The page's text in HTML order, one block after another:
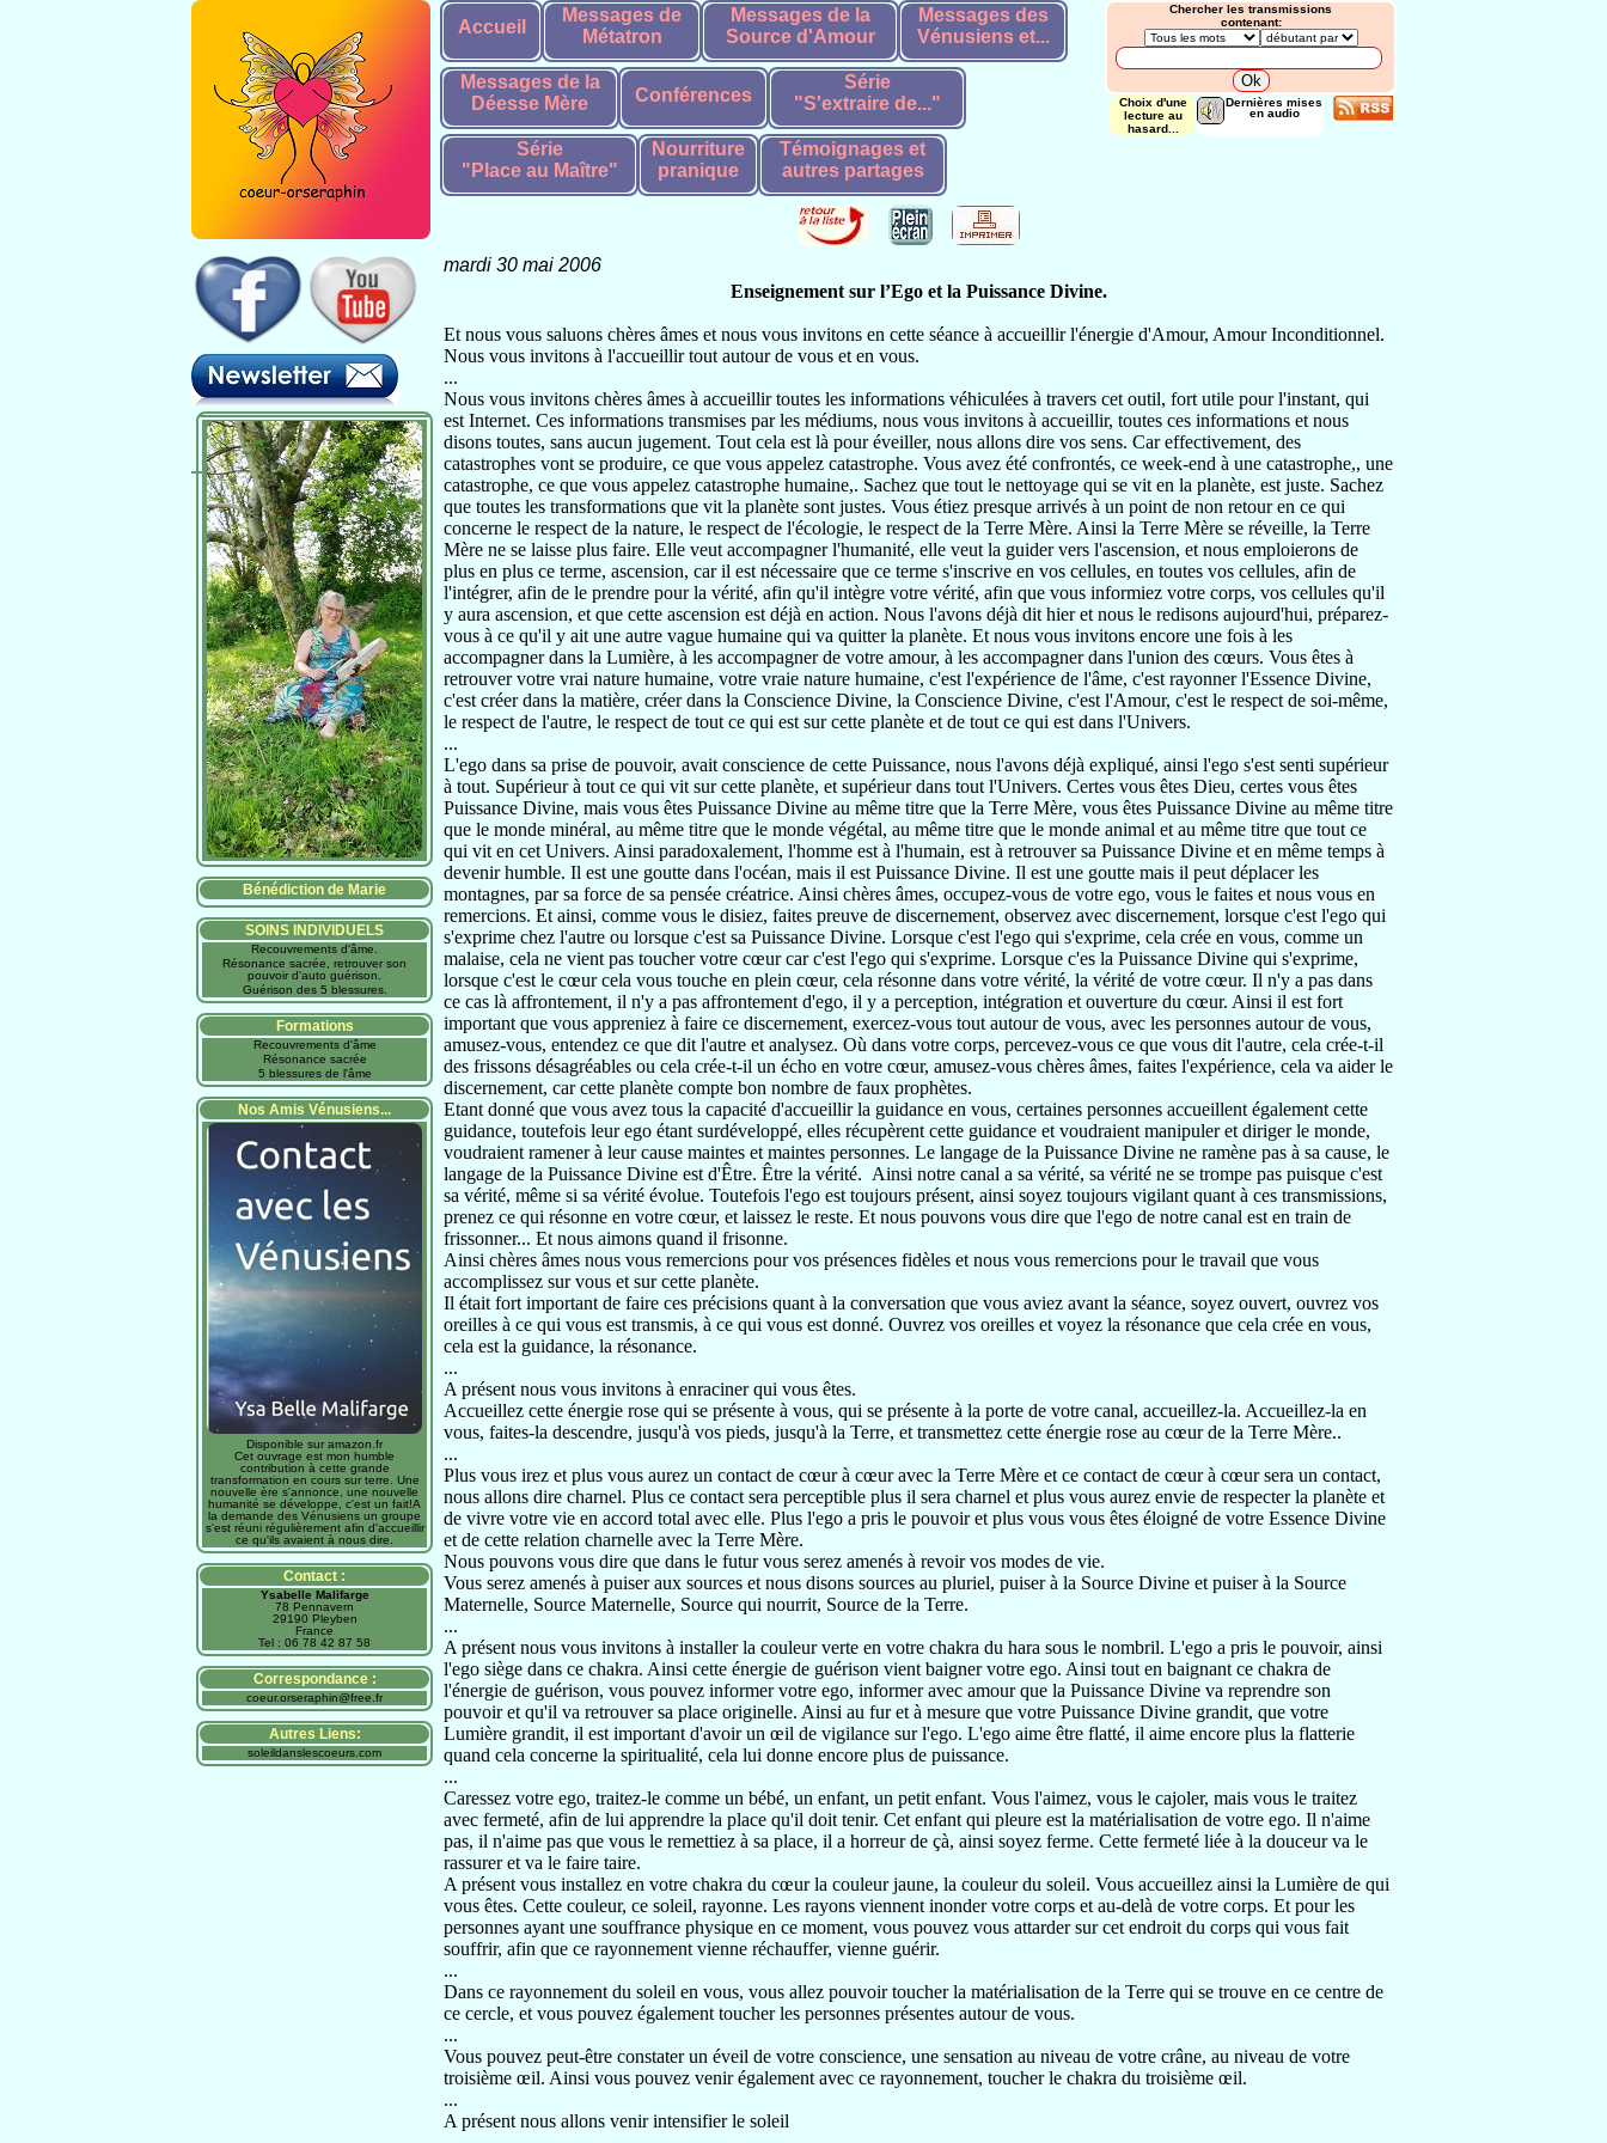
Bénédiction de Marie
SOINS INDIVIDUELS
Recouvrements d'âme.
Résonance sacrée, retrouver son
pouvoir d'auto guérison.
Guérison des 5 blessures.
Formations
Recouvrements d'âme
Résonance sacrée
5 blessures de l'âme
Nos Amis Vénusiens...
Disponible sur amazon.fr
Cet ouvrage est mon humble
contribution à cette grande
transformation en cours sur terre. Une
nouvelle ère s'annonce, une nouvelle
humanité se développe, c'est un fait!A
la demande des Vénusiens un groupe
s'est réuni régulièrement afin d'accueillir
ce qu'ils avaient à nous dire.
Contact :
Ysabelle Malifarge
78 Pennavern
29190 Pleyben
France
Tel : 06 78 42 87 58
Correspondance :
coeur.orseraphin@free.fr
Autres Liens:
soleildanslescoeurs.com
Chercher les transmissions
contenant:
Choix d'une
lecture au
hasard...
Dernières mises
en audio
Accueil
Messages de
Métatron
Messages de la
Source d'Amour
Messages des
Vénusiens et...
Messages de la
Déesse Mère
Conférences
Série
"S'extraire de..."
Série
"Place au Maître"
Nourriture
pranique
Témoignages et
autres partages
mardi 30 mai 2006
Enseignement sur l’Ego et la Puissance Divine.
Et nous vous saluons chères âmes et nous vous invitons en cette séance à accueillir l'énergie d'Amour, Amour Inconditionnel.
Nous vous invitons à l'accueillir tout autour de vous et en vous.
...
Nous vous invitons chères âmes à accueillir toutes les informations véhiculées à travers cet outil, fort utile pour l'instant, qui
est Internet. Ces informations transmises par les médiums, nous vous invitons à accueillir, toutes ces informations et nous
disons toutes, sans aucun jugement. Tout cela est là pour éveiller, nous allons dire vos sens. Car effectivement, des
catastrophes vont se produire, ce que vous appelez catastrophe. Vous avez été confrontés, ce week-end à une catastrophe,, une
catastrophe, ce que vous appelez catastrophe humaine,. Sachez que tout le nettoyage qui se vit en la planète, est juste. Sachez
que toutes les transformations que vit la planète sont justes. Vous étiez presque arrivés à un point de non retour en ce qui
concerne le respect de la nature, le respect de l'écologie, le respect de la Terre Mère. Ainsi la Terre Mère se réveille, la Terre
Mère ne se laisse plus faire. Elle veut accompagner l'humanité, elle veut la guider vers l'ascension, et nous emploierons de
plus en plus ce terme, ascension, car il est nécessaire que ce terme s'inscrive en vos cellules, en toutes vos cellules, afin de
l'intégrer, afin de le prendre pour la vérité, afin qu'il intègre votre vérité, afin que vous informiez votre corps, vos cellules qu'il
y aura ascension, et que cette ascension est déjà en action. Nous l'avons déjà dit hier et nous le redisons aujourd'hui, préparez-
vous à ce qu'il y ait une autre vague humaine qui va quitter la planète. Et nous vous invitons encore une fois à les
accompagner dans la Lumière, à les accompagner de votre amour, à les accompagner dans l'union des cœurs. Vous êtes à
retrouver votre vrai nature humaine, votre vraie nature humaine, c'est l'expérience de l'âme, c'est rayonner l'Essence Divine,
c'est créer dans la matière, créer dans la Conscience Divine, la Conscience Divine, c'est l'Amour, c'est le respect de soi-même,
le respect de l'autre, le respect de tout ce qui est sur cette planète et de tout ce qui est dans l'Univers.
...
L'ego dans sa prise de pouvoir, avait conscience de cette Puissance, nous l'avons déjà expliqué, ainsi l'ego s'est senti supérieur
à tout. Supérieur à tout ce qui vit sur cette planète, et supérieur dans tout l'Univers. Certes vous êtes Dieu, certes vous êtes
Puissance Divine, mais vous êtes Puissance Divine au même titre que la Terre Mère, vous êtes Puissance Divine au même titre
que le monde minéral, au même titre que le monde végétal, au même titre que le monde animal et au même titre que tout ce
qui vit en cet Univers. Ainsi paradoxalement, l'homme est à l'humain, est à retrouver sa Puissance Divine et en même temps à
devenir humble. Il est une goutte dans l'océan, mais il est Puissance Divine. Il est une goutte mais il peut déplacer les
montagnes, par sa force de sa pensée créatrice. Ainsi chères âmes, occupez-vous de votre ego, vous le faites et nous vous en
remercions. Et ainsi, comme vous le disiez, faites preuve de discernement, observez avec discernement, lorsque c'est l'ego qui
s'exprime chez l'autre ou lorsque c'est sa Puissance Divine. Lorsque c'est l'ego qui s'exprime, cela crée en vous, comme un
malaise, cela ne vient pas toucher votre cœur car c'est l'ego qui s'exprime. Lorsque c'es la Puissance Divine qui s'exprime,
lorsque c'est le cœur cela vous touche en plein cœur, cela résonne dans votre vérité, la vérité de votre cœur. Il n'y a pas dans
ce cas là affrontement, il n'y a pas affrontement d'ego, il y a perception, intégration et ouverture du cœur. Ainsi il est fort
important que vous appreniez à faire ce discernement, exercez-vous tout autour de vous, avec les personnes autour de vous,
amusez-vous, entendez ce que dit l'autre et analysez. Où dans votre corps, percevez-vous ce que vous dit l'autre, cela crée-t-il
des frissons désagréables ou cela crée-t-il un écho en votre cœur, amusez-vous chères âmes, faites l'expérience, cela va aider le
discernement, car cette planète compte bon nombre de faux prophètes.
Etant donné que vous avez tous la capacité d'accueillir la guidance en vous, certaines personnes accueillent également cette
guidance, toutefois leur ego étant surdéveloppé, elles récupèrent cette guidance et voudraient manipuler et diriger le monde,
voudraient ramener à leur cause maintes et maintes personnes. Le langage de la Puissance Divine ne ramène pas à sa cause, le
langage de la Puissance Divine est d'Être. Être la vérité. Ainsi notre canal a sa vérité, sa vérité ne se trompe pas puisque c'est
sa vérité, même si sa vérité évolue. Toutefois l'ego est toujours présent, ainsi soyez toujours vigilant quant à ces transmissions,
prenez ce qui résonne en votre cœur, et laissez le reste. Et nous pouvons vous dire que l'ego de notre canal est en train de
frissonner... Et nous aimons quand il frisonne.
Ainsi chères âmes nous vous remercions pour vos présences fidèles et nous vous remercions pour le travail que vous
accomplissez sur vous et sur cette planète.
Il était fort important de faire ces précisions quant à la conversation que vous aviez avant la séance, soyez ouvert, ouvrez vos
oreilles à ce qui vous est transmis, à ce qui vous est donné. Ouvrez vos oreilles et voyez la résonance que cela crée en vous,
cela est la guidance, la résonance.
...
A présent nous vous invitons à enraciner qui vous êtes.
Accueillez cette énergie rose qui se présente à vous, qui se présente à la porte de votre canal, accueillez-la. Accueillez-la en
vous, faites-la descendre, jusqu'à vos pieds, jusqu'à la Terre, et transmettez cette énergie rose au cœur de la Terre Mère..
...
Plus vous irez et plus vous aurez un contact de cœur à cœur avec la Terre Mère et ce contact de cœur à cœur sera un contact,
nous allons dire charnel. Plus ce contact sera perceptible plus il sera charnel et plus vous aurez envie de respecter la planète et
de vivre votre vie en accord total avec elle. Plus l'ego a pris le pouvoir et plus vous vous êtes éloigné de votre Essence Divine
et de cette relation charnelle avec la Terre Mère.
Nous pouvons vous dire que dans le futur vous serez amenés à revoir vos modes de vie.
Vous serez amenés à puiser aux sources et nous disons sources au pluriel, puiser à la Source Divine et puiser à la Source
Maternelle, Source Maternelle, Source qui nourrit, Source de la Terre.
...
A présent nous vous invitons à installer la couleur verte en votre chakra du hara sous le nombril. L'ego a pris le pouvoir, ainsi
l'ego siège dans ce chakra. Ainsi cette énergie de guérison vient baigner votre ego. Ainsi tout en baignant ce chakra de
l'énergie de guérison, vous pouvez informer votre ego, informer avec amour que la Puissance Divine va reprendre son
pouvoir et qu'il va retrouver sa place originelle. Ainsi au fur et à mesure que votre Puissance Divine grandit, que votre
Lumière grandit, il est important d'avoir un œil de vigilance sur l'ego. L'ego aime être flatté, il aime encore plus la flatterie
quand cela concerne la spiritualité, cela lui donne encore plus de puissance.
...
Caressez votre ego, traitez-le comme un bébé, un enfant, un petit enfant. Vous l'aimez, vous le cajoler, mais vous le traitez
avec fermeté, afin de lui apprendre la place qu'il doit tenir. Cet enfant qui pleure est la matérialisation de votre ego. Il n'aime
pas, il n'aime pas que vous le remettiez à sa place, il a horreur de çà, ainsi soyez ferme. Cette fermeté liée à la douceur va le
rassurer et va le faire taire.
A présent vous installez en votre chakra du cœur la couleur jaune, la couleur du soleil. Vous accueillez ainsi la Lumière de qui
vous êtes. Cette couleur, ce soleil, rayonne. Les rayons viennent inonder votre corps et au-delà de votre corps. Et pour les
personnes ayant une souffrance physique en ce moment, vous pouvez vous attarder sur cet endroit du corps qui vous fait
souffrir, afin que ce rayonnement vienne réchauffer, vienne guérir.
...
Dans ce rayonnement du soleil en vous, vous allez pouvoir toucher la matérialisation de la Terre qui se trouve en ce centre de
ce cercle, et vous pouvez également toucher les personnes présentes autour de vous.
...
Vous pouvez peut-être constater un éveil de votre conscience, une sensation au niveau de votre crâne, au niveau de votre
troisième œil. Ainsi vous pouvez venir également avec ce rayonnement, toucher le chakra du troisième œil.
...
A présent nous allons venir intensifier le soleil